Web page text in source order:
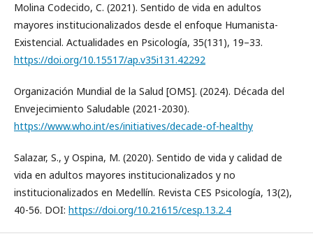
Molina Codecido, C. (2021). Sentido de vida en adultos
mayores institucionalizados desde el enfoque Humanista-
Existencial. Actualidades en Psicología, 35(131), 19–33.
https://doi.org/10.15517/ap.v35i131.42292
Organización Mundial de la Salud [OMS]. (2024). Década del
Envejecimiento Saludable (2021-2030).
https://www.who.int/es/initiatives/decade-of-healthy
Salazar, S., y Ospina, M. (2020). Sentido de vida y calidad de
vida en adultos mayores institucionalizados y no
institucionalizados en Medellín. Revista CES Psicología, 13(2),
40-56. DOI: https://doi.org/10.21615/cesp.13.2.4